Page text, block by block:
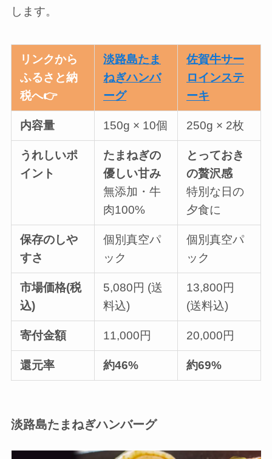
します。
リンクから
ふるさと納
税へ👉
淡路島たま
ねぎハンバ
ーグ
佐賀牛サー
ロインステ
ーキ
内容量 150g × 10個 250g × 2枚
うれしいポ
イント
たまねぎの
優しい甘み
無添加・牛
肉100%
とっておき
の贅沢感
特別な日の
夕食に
保存のしや
すさ
個別真空パ
ック
個別真空パ
ック
市場価格(税
込)
5,080円 (送
料込)
13,800円
(送料込)
寄付金額 11,000円 20,000円
還元率 約46% 約69%
淡路島たまねぎハンバーグ